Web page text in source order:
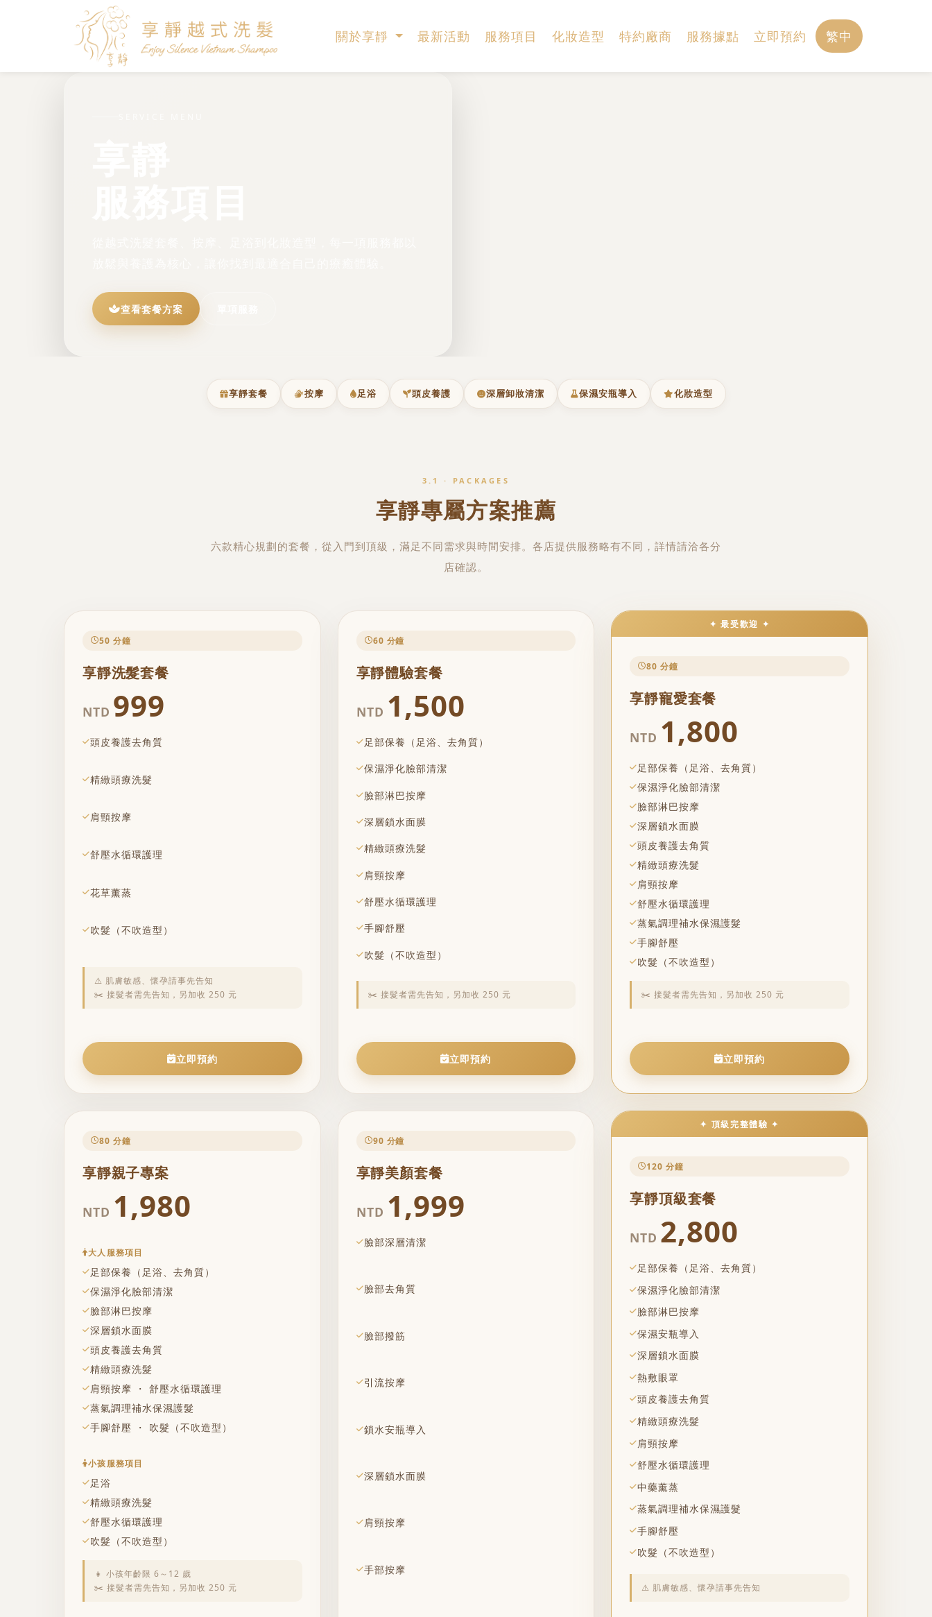
關於享靜 最新活動 服務項目 化妝造型 特約廠商 服務據點 立即預約 繁中
查看套餐方案
享靜套餐 按摩 足浴 頭皮養護 深層卸妝清潔 保濕安瓶導入 化妝造型
3.1 · PACKAGES
享靜專屬方案推薦
六款精心規劃的套餐，從入門到頂級，滿足不同需求與時間安排。各店提供服務略有不同，詳情請洽各分
店確認。
50 分鐘
享靜洗髮套餐
NTD 999
頭皮養護去角質
精緻頭療洗髮
肩頸按摩
舒壓水循環護理
花草薰蒸
吹髮（不吹造型）
⚠️ 肌膚敏感、懷孕請事先告知
✂️ 接髮者需先告知，另加收 250 元
立即預約
60 分鐘
享靜體驗套餐
NTD 1,500
足部保養（足浴、去角質）
保濕淨化臉部清潔
臉部淋巴按摩
深層鎖水面膜
精緻頭療洗髮
肩頸按摩
舒壓水循環護理
手腳舒壓
吹髮（不吹造型）
✂️ 接髮者需先告知，另加收 250 元
立即預約
✦ 最受歡迎 ✦
80 分鐘
享靜寵愛套餐
NTD 1,800
足部保養（足浴、去角質）
保濕淨化臉部清潔
臉部淋巴按摩
深層鎖水面膜
頭皮養護去角質
精緻頭療洗髮
肩頸按摩
舒壓水循環護理
蒸氣調理補水保濕護髮
手腳舒壓
吹髮（不吹造型）
✂️ 接髮者需先告知，另加收 250 元
立即預約
80 分鐘
享靜親子專案
NTD 1,980
大人服務項目
足部保養（足浴、去角質）
保濕淨化臉部清潔
臉部淋巴按摩
深層鎖水面膜
頭皮養護去角質
精緻頭療洗髮
肩頸按摩 ・ 舒壓水循環護理
蒸氣調理補水保濕護髮
手腳舒壓 ・ 吹髮（不吹造型）
小孩服務項目
足浴
精緻頭療洗髮
舒壓水循環護理
吹髮（不吹造型）
👧 小孩年齡限 6～12 歲
✂️ 接髮者需先告知，另加收 250 元
90 分鐘
享靜美顏套餐
NTD 1,999
臉部深層清潔
臉部去角質
臉部撥筋
引流按摩
鎖水安瓶導入
深層鎖水面膜
肩頸按摩
手部按摩
✦ 頂級完整體驗 ✦
120 分鐘
享靜頂級套餐
NTD 2,800
足部保養（足浴、去角質）
保濕淨化臉部清潔
臉部淋巴按摩
保濕安瓶導入
深層鎖水面膜
熱敷眼罩
頭皮養護去角質
精緻頭療洗髮
肩頸按摩
舒壓水循環護理
中藥薰蒸
蒸氣調理補水保濕護髮
手腳舒壓
吹髮（不吹造型）
⚠️ 肌膚敏感、懷孕請事先告知